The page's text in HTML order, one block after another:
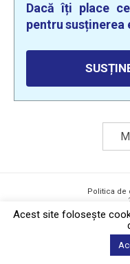
Dacă îți place
pentru susținerea
Politica de
Acest site foloseşte